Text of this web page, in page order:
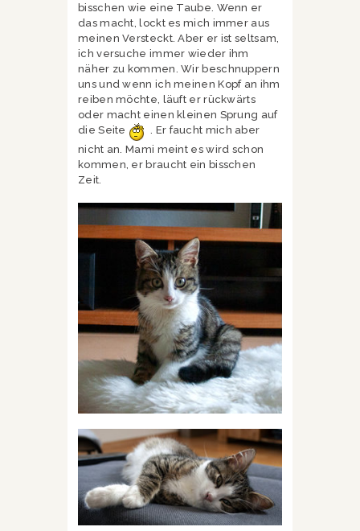
bisschen wie eine Taube. Wenn er
das macht, lockt es mich immer aus
meinen Versteckt. Aber er ist seltsam,
ich versuche immer wieder ihm
näher zu kommen. Wir beschnuppern
uns und wenn ich meinen Kopf an ihm
reiben möchte, läuft er rückwärts
oder macht einen kleinen Sprung auf
die Seite
. Er faucht mich aber
nicht an. Mami meint es wird schon
kommen, er braucht ein bisschen
Zeit.